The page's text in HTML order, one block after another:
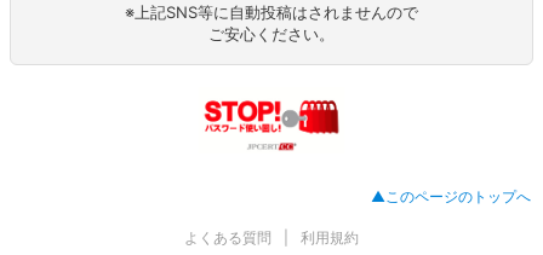
※上記SNS等に自動投稿はされませんので
ご安心ください。
▲このページのトップへ
よくある質問 利用規約